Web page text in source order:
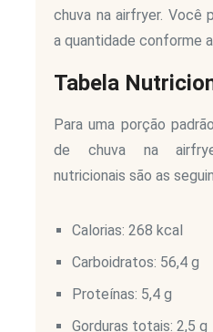
chuva na airfryer. Você
a quantidade conforme
Tabela
Para uma porção
de chuva na
nutricionais são as
Calorias: 268 kcal
Carboidratos: 56,4 g
Proteínas: 5,4 g
Gorduras totais: 2,5 g